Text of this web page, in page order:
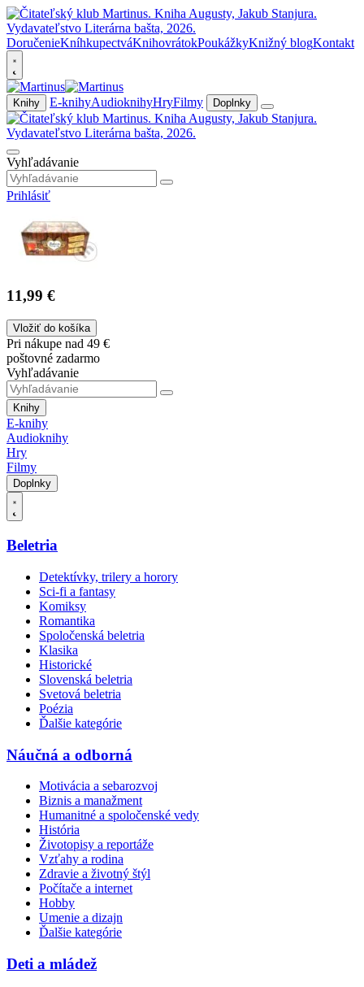
DoručenieKníhkupectváKnihovrátokPoukážkyKnižný blogKontakt
Knihy E-knihyAudioknihyHryFilmy Doplnky
Vyhľadávanie
Prihlásiť
11,99 €
Vložiť do košíka
Pri nákupe nad 49 €
poštovné zadarmo
Vyhľadávanie
Knihy
E-knihy
Audioknihy
Hry
Filmy
Doplnky
Beletria
Detektívky, trilery a horory
Sci-fi a fantasy
Komiksy
Romantika
Spoločenská beletria
Klasika
Historické
Slovenská beletria
Svetová beletria
Poézia
Ďalšie kategórie
Náučná a odborná
Motivácia a sebarozvoj
Biznis a manažment
Humanitné a spoločenské vedy
História
Životopisy a reportáže
Vzťahy a rodina
Zdravie a životný štýl
Počítače a internet
Hobby
Umenie a dizajn
Ďalšie kategórie
Deti a mládež